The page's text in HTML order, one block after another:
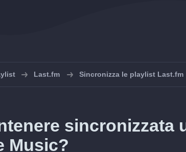
Last.fm Sincronizza le playlist Last.fm
sincronizzata
Music?